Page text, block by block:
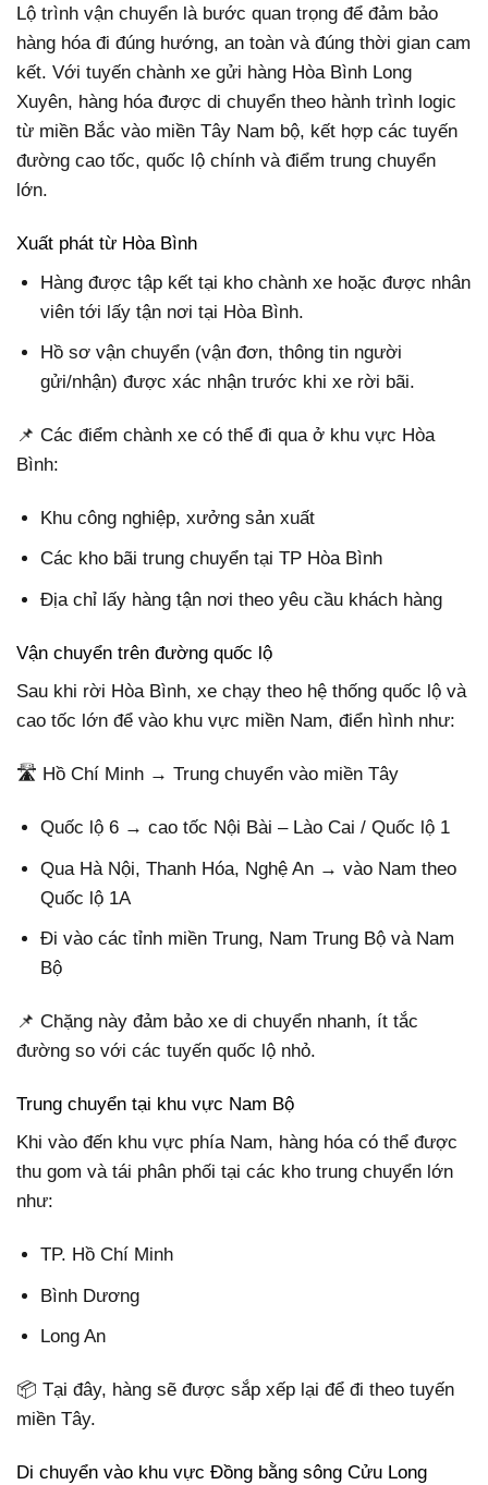
Lộ trình vận chuyển là bước quan trọng để đảm bảo
hàng hóa đi đúng hướng, an toàn và đúng thời gian cam
kết. Với tuyến chành xe gửi hàng Hòa Bình Long
Xuyên, hàng hóa được di chuyển theo hành trình logic
từ miền Bắc vào miền Tây Nam bộ, kết hợp các tuyến
đường cao tốc, quốc lộ chính và điểm trung chuyển
lớn.
Xuất phát từ Hòa Bình
Hàng được tập kết tại kho chành xe hoặc được nhân
viên tới lấy tận nơi tại Hòa Bình.
Hồ sơ vận chuyển (vận đơn, thông tin người
gửi/nhận) được xác nhận trước khi xe rời bãi.
📌 Các điểm chành xe có thể đi qua ở khu vực Hòa
Bình:
Khu công nghiệp, xưởng sản xuất
Các kho bãi trung chuyển tại TP Hòa Bình
Địa chỉ lấy hàng tận nơi theo yêu cầu khách hàng
Vận chuyển trên đường quốc lộ
Sau khi rời Hòa Bình, xe chạy theo hệ thống quốc lộ và
cao tốc lớn để vào khu vực miền Nam, điển hình như:
🛣️ Hồ Chí Minh → Trung chuyển vào miền Tây
Quốc lộ 6 → cao tốc Nội Bài – Lào Cai / Quốc lộ 1
Qua Hà Nội, Thanh Hóa, Nghệ An → vào Nam theo
Quốc lộ 1A
Đi vào các tỉnh miền Trung, Nam Trung Bộ và Nam
Bộ
📌 Chặng này đảm bảo xe di chuyển nhanh, ít tắc
đường so với các tuyến quốc lộ nhỏ.
Trung chuyển tại khu vực Nam Bộ
Khi vào đến khu vực phía Nam, hàng hóa có thể được
thu gom và tái phân phối tại các kho trung chuyển lớn
như:
TP. Hồ Chí Minh
Bình Dương
Long An
📦 Tại đây, hàng sẽ được sắp xếp lại để đi theo tuyến
miền Tây.
Di chuyển vào khu vực Đồng bằng sông Cửu Long